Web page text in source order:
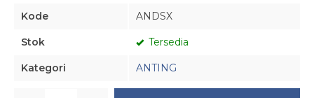
Kode ANDSX
Stok Tersedia
Kategori ANTING